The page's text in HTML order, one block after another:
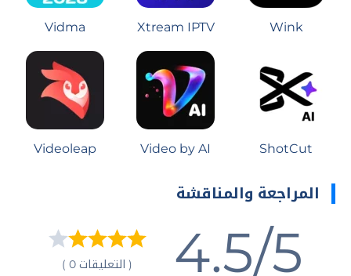
Wink
Xtream IPTV
Vidma
ShotCut
Video by AI
Videoleap
المراجعة والمناقشة
4.5/5 ( التعليقات 0 )